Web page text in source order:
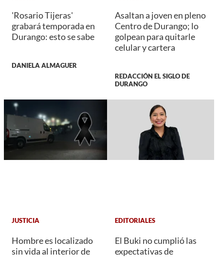
'Rosario Tijeras'
grabará temporada en
Durango: esto se sabe
DANIELA ALMAGUER
Asaltan a joven en pleno
Centro de Durango; lo
golpean para quitarle
celular y cartera
REDACCIÓN EL SIGLO DE
DURANGO
JUSTICIA
Hombre es localizado
sin vida al interior de
EDITORIALES
El Buki no cumplió las
expectativas de